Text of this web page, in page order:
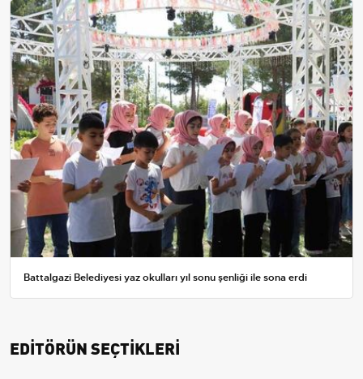
Battalgazi Belediyesi yaz okulları yıl sonu şenliği ile sona erdi
EDİTÖRÜN SEÇTİKLERİ